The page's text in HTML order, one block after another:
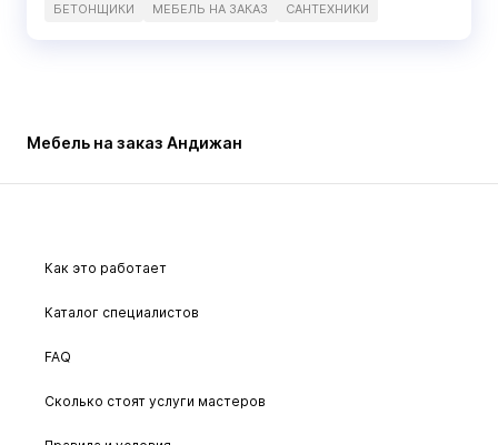
БЕТОНЩИКИ МЕБЕЛЬ НА ЗАКАЗ САНТЕХНИКИ
Мебель на заказ Андижан
Как это работает
Каталог специалистов
FAQ
Сколько стоят услуги мастеров